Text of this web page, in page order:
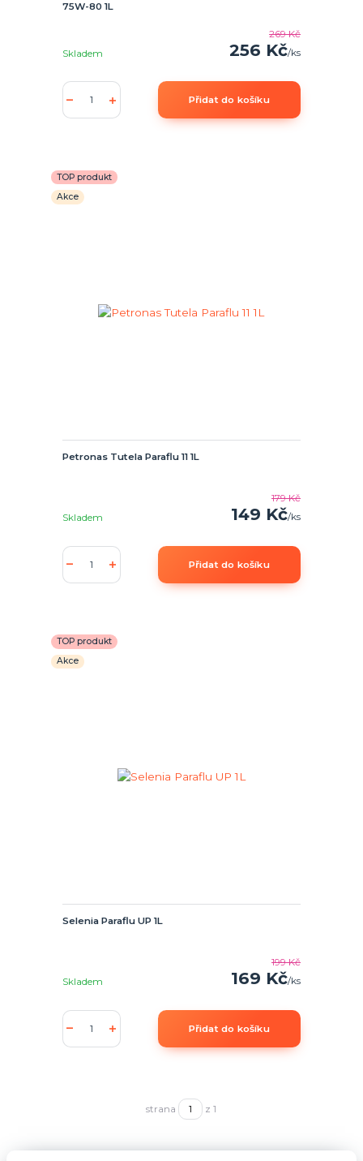
75W-80 1L
269 Kč
256 Kč/ks
Skladem
Přidat do košíku
TOP produkt
Akce
Petronas Tutela Paraflu 11 1L
179 Kč
149 Kč/ks
Skladem
Přidat do košíku
TOP produkt
Akce
Selenia Paraflu UP 1L
199 Kč
169 Kč/ks
Skladem
Přidat do košíku
strana z 1